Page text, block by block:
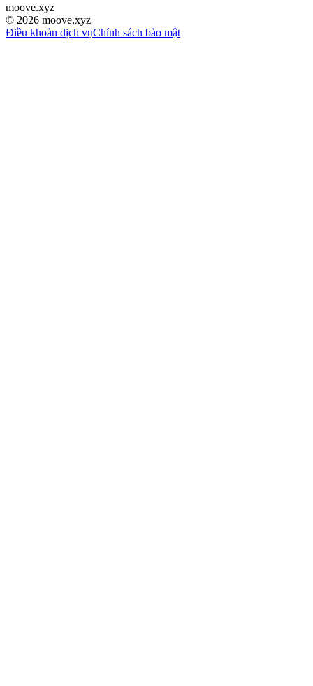
moove.xyz
© 2026 moove.xyz
Điều khoản dịch vụChính sách bảo mật